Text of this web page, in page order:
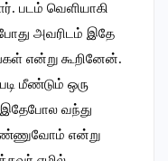
படம் வெளியாகி
அவரிடம் இதே
என்று கூறினேன்.
மீண்டும் ஒரு
வந்து
என்று